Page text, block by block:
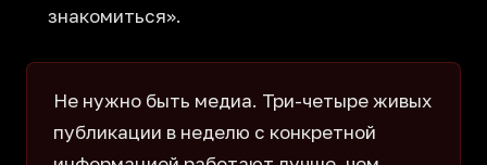
знакомиться».
Не нужно быть медиа. Три-четыре живых
публикации в неделю с конкретной